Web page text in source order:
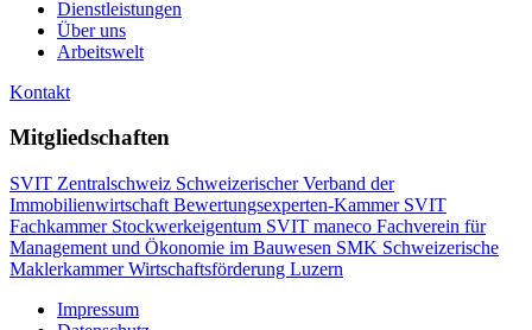
Dienstleistungen
Über uns
Arbeitswelt
Kontakt
Mitgliedschaften
SVIT Zentralschweiz Schweizerischer Verband der
Immobilienwirtschaft Bewertungsexperten-Kammer SVIT
Fachkammer Stockwerkeigentum SVIT maneco Fachverein für
Management und Ökonomie im Bauwesen SMK Schweizerische
MaklerkammerWirtschaftsförderung Luzern
Impressum